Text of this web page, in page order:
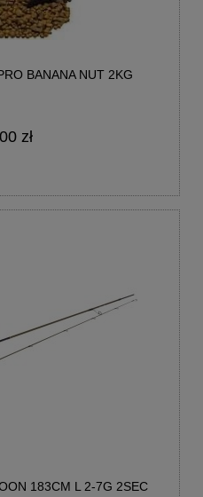
BANANA NUT 2KG
zł
183CM L 2-7G 2SEC